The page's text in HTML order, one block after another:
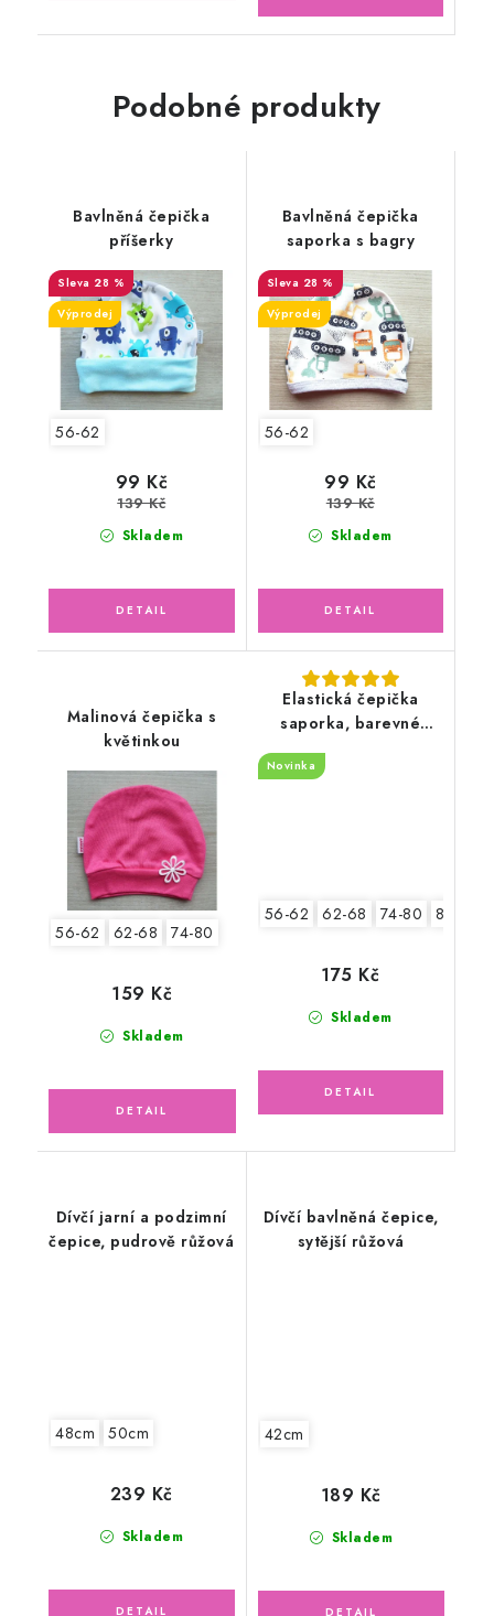
Podobné produkty
Bavlněná čepička
příšerky
28 %
Výprodej
56-62
Skladem
99 Kč
139 Kč
Bavlněná čepička
saporka s bagry
28 %
Výprodej
56-62
Skladem
99 Kč
139 Kč
Malinová čepička s
květinkou
56-62 62-68 74-80
Skladem
159 Kč
Elastická čepička
saporka, barevné
Novinka
56-62 62-68 74-80 80-86
Skladem
175 Kč
Dívčí jarní a podzimní
čepice, pudrově růžová
48cm 50cm
Skladem
239 Kč
Dívčí bavlněná čepice,
sytější růžová
42cm
Skladem
189 Kč